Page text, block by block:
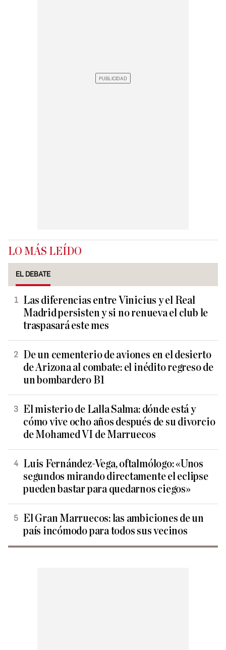
LO MÁS LEÍDO
EL DEBATE
Las diferencias entre Vinicius y el Real
Madrid persisten y si no renueva el club le
traspasará este mes
De un cementerio de aviones en el desierto
de Arizona al combate: el inédito regreso de
un bombardero B1
El misterio de Lalla Salma: dónde está y
cómo vive ocho años después de su divorcio
de Mohamed VI de Marruecos
Luis Fernández-Vega, oftalmólogo: «Unos
segundos mirando directamente el eclipse
pueden bastar para quedarnos ciegos»
El Gran Marruecos: las ambiciones de un
país incómodo para todos sus vecinos